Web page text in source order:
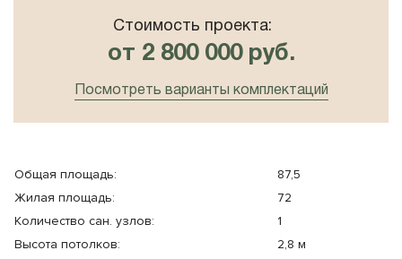
Стоимость проекта:
от 2 800 000 руб.
Посмотреть варианты комплектаций
Общая площадь:
87,5
Жилая площадь:
72
Количество cан. узлов:
1
Высота потолков:
2,8 м